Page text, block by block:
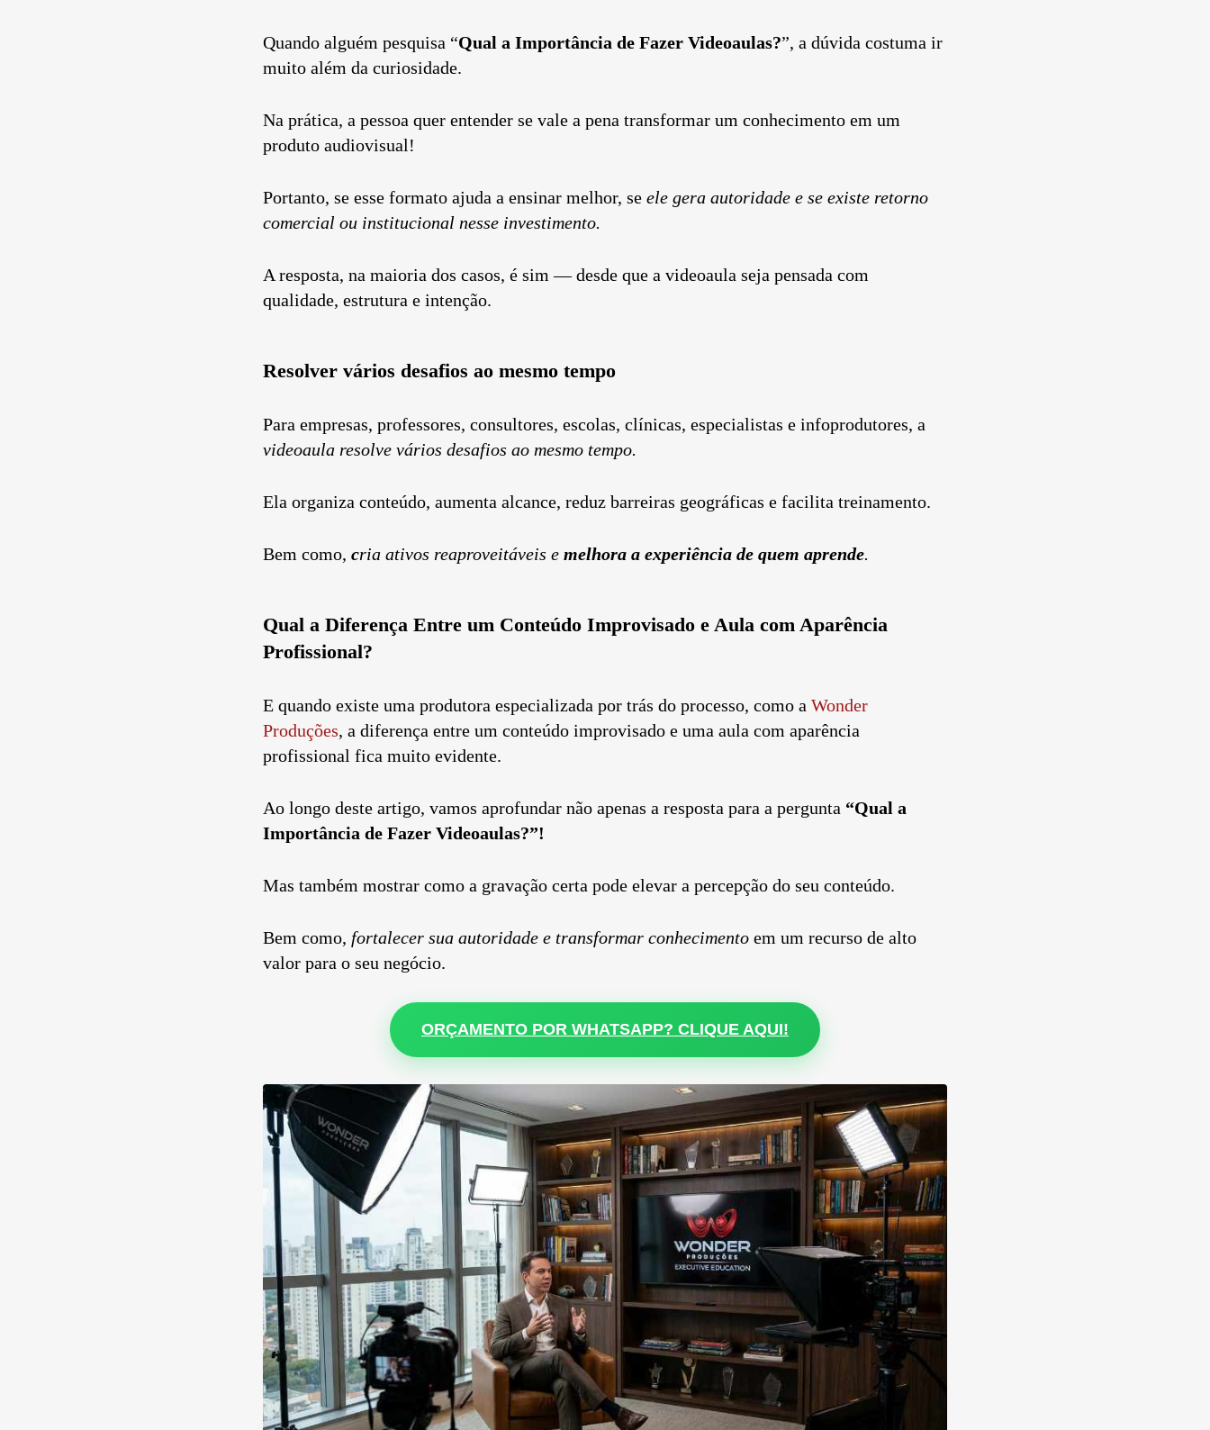
Quando alguém pesquisa “Qual a Importância de Fazer Videoaulas?”, a dúvida costuma ir
muito além da curiosidade.
Na prática, a pessoa quer entender se vale a pena transformar um conhecimento em um
produto audiovisual!
Portanto, se esse formato ajuda a ensinar melhor, se ele gera autoridade e se existe retorno
comercial ou institucional nesse investimento.
A resposta, na maioria dos casos, é sim — desde que a videoaula seja pensada com
qualidade, estrutura e intenção.
Resolver vários desafios ao mesmo tempo
Para empresas, professores, consultores, escolas, clínicas, especialistas e infoprodutores, a
videoaula resolve vários desafios ao mesmo tempo.
Ela organiza conteúdo, aumenta alcance, reduz barreiras geográficas e facilita treinamento.
Bem como, cria ativos reaproveitáveis e melhora a experiência de quem aprende.
Qual a Diferença Entre um Conteúdo Improvisado e Aula com Aparência
Profissional?
E quando existe uma produtora especializada por trás do processo, como a Wonder
Produções, a diferença entre um conteúdo improvisado e uma aula com aparência
profissional fica muito evidente.
Ao longo deste artigo, vamos aprofundar não apenas a resposta para a pergunta “Qual a
Importância de Fazer Videoaulas?”!
Mas também mostrar como a gravação certa pode elevar a percepção do seu conteúdo.
Bem como, fortalecer sua autoridade e transformar conhecimento em um recurso de alto
valor para o seu negócio.
ORÇAMENTO POR WHATSAPP? CLIQUE AQUI!